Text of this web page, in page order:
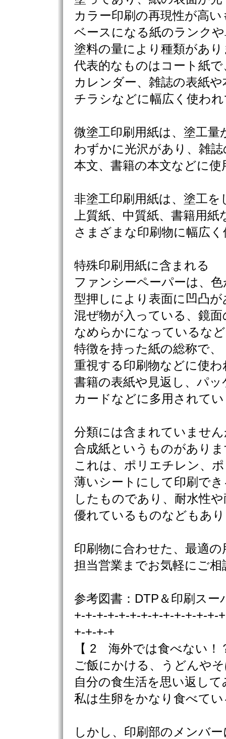
カラー印刷の再現性が高
ベースになる紙のランク
塗料の量により種類があ
代表的なものはコート紙
カレンダー、雑誌の表紙
チラシなどに幅広く使わ
微塗工印刷用紙は、塗工量
わずかに光沢があり、雑
本文、書籍の本文などに使
非塗工印刷用紙は、塗工
上質紙、中質紙、書籍用
さまざまな印刷物に幅広
特殊印刷用紙に含まれる
ファンシーペーパーは、
型押しにより表面に凹凸が
混ぜ物が入っている、鏡
なめらかになっているな
特徴を持った紙の総称で
重視する印刷物などに使
書籍の表紙や見返し、パッ
カードなどに多用されて
分類には含まれていませ
合成紙というものがあり
これは、ポリエチレン、
薄いシートにして印刷で
したものであり、耐水性
優れているものなどもあ
印刷物に合わせた、最適の
担当営業までお気軽にご
参考図書：DTP＆印刷スー
+-+-+-+-+-+-+-+-+-+-+-+-+-
+-+-+-+
【 2 海外では食べない！
ご飯にかける、うどんや
自分の食生活を思い返し
私は生卵をかなり食べて
しかし、印刷部のメンバ